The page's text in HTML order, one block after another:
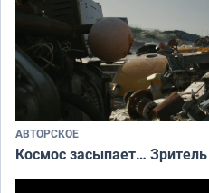
АВТОРСКОЕ
Космос засыпает…